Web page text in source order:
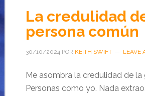
La credulidad
persona común
30/10/2024POR KEITH SWIFT LEAVE
Me asombra la credulidad de la
Personas como yo. Nada